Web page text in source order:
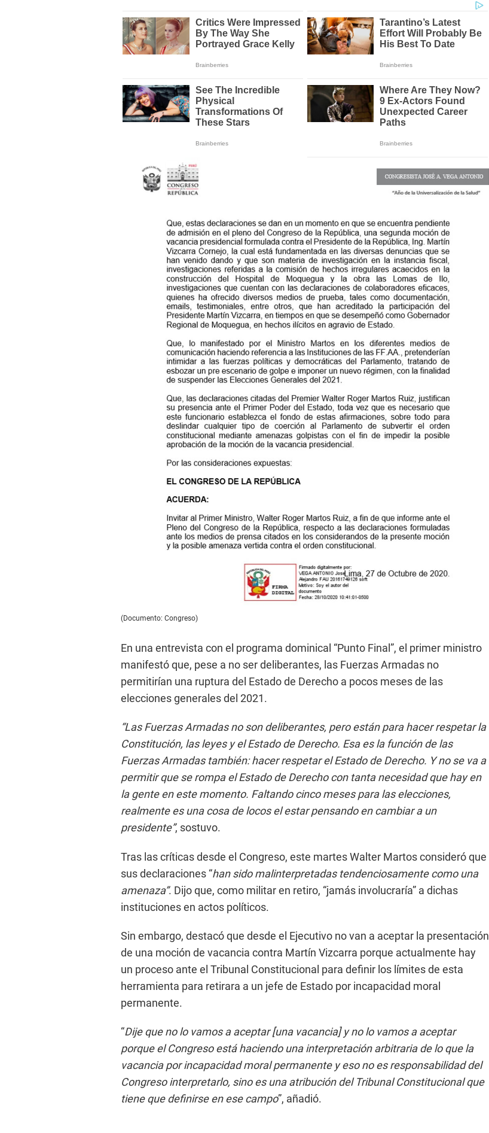
(Documento: Congreso)
En una entrevista con el programa dominical “Punto Final”, el primer ministro
manifestó que, pese a no ser deliberantes, las Fuerzas Armadas no
permitirían una ruptura del Estado de Derecho a pocos meses de las
elecciones generales del 2021.
“Las Fuerzas Armadas no son deliberantes, pero están para hacer respetar la
Constitución, las leyes y el Estado de Derecho. Esa es la función de las
Fuerzas Armadas también: hacer respetar el Estado de Derecho. Y no se va a
permitir que se rompa el Estado de Derecho con tanta necesidad que hay en
la gente en este momento. Faltando cinco meses para las elecciones,
realmente es una cosa de locos el estar pensando en cambiar a un
presidente”, sostuvo.
Tras las críticas desde el Congreso, este martes Walter Martos consideró que
sus declaraciones “han sido malinterpretadas tendenciosamente como una
amenaza”. Dijo que, como militar en retiro, “jamás involucraría” a dichas
instituciones en actos políticos.
Sin embargo, destacó que desde el Ejecutivo no van a aceptar la presentación
de una moción de vacancia contra Martín Vizcarra porque actualmente hay
un proceso ante el Tribunal Constitucional para definir los límites de esta
herramienta para retirara a un jefe de Estado por incapacidad moral
permanente.
“Dije que no lo vamos a aceptar [una vacancia] y no lo vamos a aceptar
porque el Congreso está haciendo una interpretación arbitraria de lo que la
vacancia por incapacidad moral permanente y eso no es responsabilidad del
Congreso interpretarlo, sino es una atribución del Tribunal Constitucional que
tiene que definirse en ese campo”, añadió.